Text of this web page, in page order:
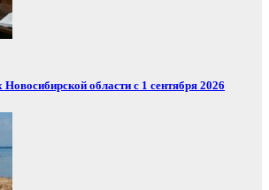
области с 1 сентября 2026